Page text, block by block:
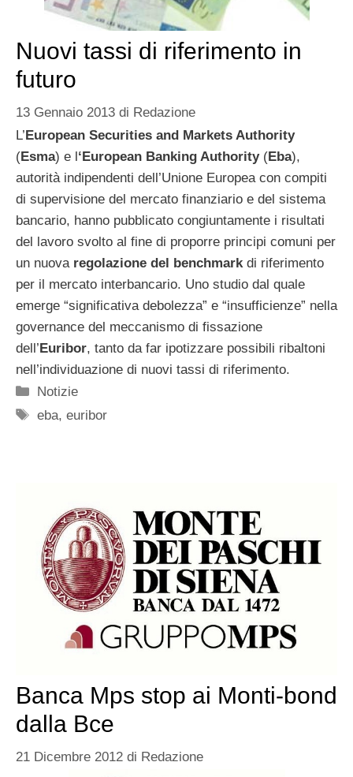
Nuovi tassi di riferimento in
futuro
13 Gennaio 2013 di Redazione
L’European Securities and Markets Authority
(Esma) e l‘European Banking Authority(Eba),
autorità indipendenti dell’Unione Europea con compiti
di supervisione del mercato finanziario e del sistema
bancario, hanno pubblicato congiuntamente i risultati
del lavoro svolto al fine di proporre principi comuni per
un nuova regolazione del benchmarkdi riferimento
per il mercato interbancario. Uno studio dal quale
emerge “significativa debolezza” e “insufficienze” nella
governance del meccanismo di fissazione
dell’Euribor, tanto da far ipotizzare possibili ribaltoni
nell’individuazione di nuovi tassi di riferimento.
Categorie
Notizie
Tag
eba,euribor
Banca Mps stop ai Monti-bond
dalla Bce
21 Dicembre 2012 di Redazione